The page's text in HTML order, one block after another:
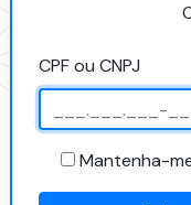
CPF ou CNPJ
Mantenha-